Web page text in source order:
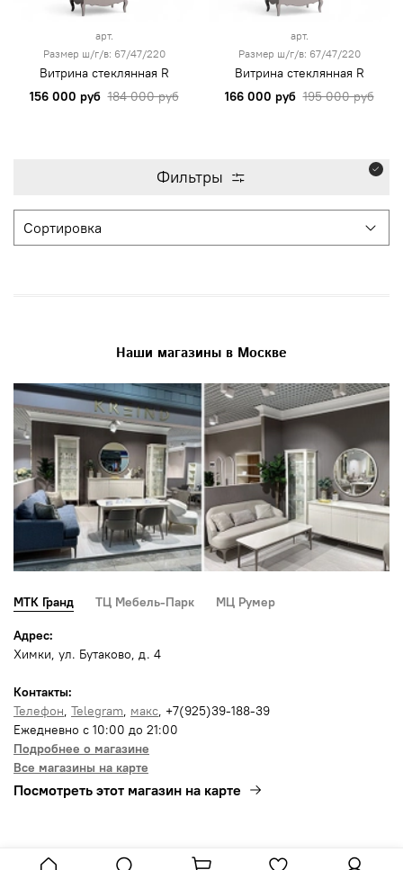
арт.
Размер ш/г/в: 67/47/220
Витрина стеклянная R
156 000 руб 184 000 руб
арт.
Размер ш/г/в: 67/47/220
Витрина стеклянная R
166 000 руб 195 000 руб
Фильтры
Наши магазины в Москве
МТК Гранд ТЦ Мебель-Парк МЦ Румер
Адрес:
Химки, ул. Бутаково, д. 4
Контакты:
Телефон, Telegram, макс, +7(925)39-188-39
Ежедневно с 10:00 до 21:00
Подробнее о магазине
Все магазины на карте
Посмотреть этот магазин на карте